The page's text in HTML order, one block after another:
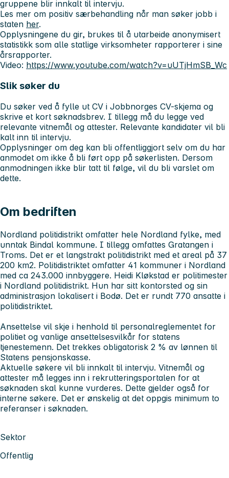
gruppene blir innkalt til intervju.
Les mer om positiv særbehandling når man søker jobb i
staten her.
Opplysningene du gir, brukes til å utarbeide anonymisert
statistikk som alle statlige virksomheter rapporterer i sine
årsrapporter.
Video: https://www.youtube.com/watch?v=uUTjHmSB_Wc
Slik søker du
Du søker ved å fylle ut CV i Jobbnorges CV-skjema og
skrive et kort søknadsbrev. I tillegg må du legge ved
relevante vitnemål og attester. Relevante kandidater vil bli
kalt inn til intervju.
Opplysninger om deg kan bli offentliggjort selv om du har
anmodet om ikke å bli ført opp på søkerlisten. Dersom
anmodningen ikke blir tatt til følge, vil du bli varslet om
dette.
Om bedriften
Nordland politidistrikt omfatter hele Nordland fylke, med
unntak Bindal kommune. I tillegg omfattes Gratangen i
Troms. Det er et langstrakt politidistrikt med et areal på 37
200 km2. Politidistriktet omfatter 41 kommuner i Nordland
med ca 243.000 innbyggere. Heidi Kløkstad er politimester
i Nordland politidistrikt. Hun har sitt kontorsted og sin
administrasjon lokalisert i Bodø. Det er rundt 770 ansatte i
politidistriktet.
Ansettelse vil skje i henhold til personalreglementet for
politiet og vanlige ansettelsesvilkår for statens
tjenestemenn. Det trekkes obligatorisk 2 % av lønnen til
Statens pensjonskasse.
Aktuelle søkere vil bli innkalt til intervju. Vitnemål og
attester må legges inn i rekrutteringsportalen for at
søknaden skal kunne vurderes. Dette gjelder også for
interne søkere. Det er ønskelig at det oppgis minimum to
referanser i søknaden.
Sektor
Offentlig